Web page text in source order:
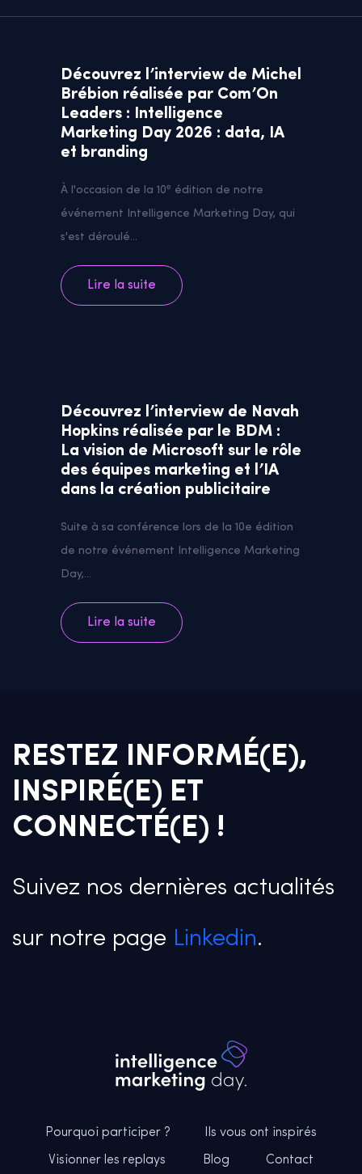
Découvrez l’interview de Michel
Brébion réalisée par Com’On
Leaders : Intelligence
Marketing Day 2026 : data, IA
et branding
À l'occasion de la 10ᵉ édition de notre
événement Intelligence Marketing Day, qui
s'est déroulé...
Lire la suite
Découvrez l’interview de Navah
Hopkins réalisée par le BDM :
La vision de Microsoft sur le rôle
des équipes marketing et l’IA
dans la création publicitaire
Suite à sa conférence lors de la 10e édition
de notre événement Intelligence Marketing
Day,...
Lire la suite
RESTEZ INFORMÉ(E),
INSPIRÉ(E) ET
CONNECTÉ(E) !
Suivez nos dernières actualités
sur notre page Linkedin.
Pourquoi participer ? Ils vous ont inspirés
Visionner les replays Blog Contact